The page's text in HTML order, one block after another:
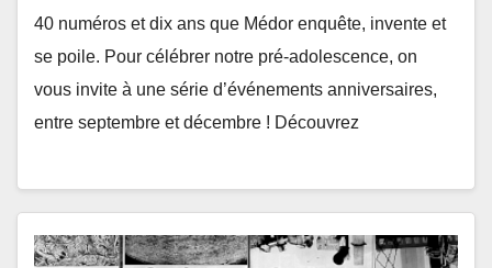
40 numéros et dix ans que Médor enquête, invente et
se poile. Pour célébrer notre pré-adolescence, on
vous invite à une série d’événements anniversaires,
entre septembre et décembre ! Découvrez